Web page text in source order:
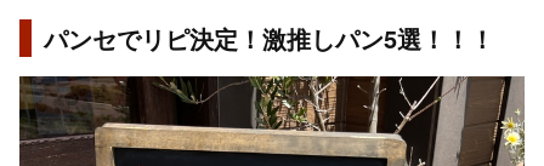
パンセでリピ決定！激推しパン5選！！！